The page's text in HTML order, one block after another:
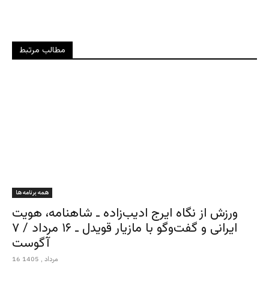
مطالب مرتبط
همه برنامه ها
ورزش از نگاه ایرج ادیب‌زاده ـ شاهنامه، هویت
ایرانی و گفت‌وگو با مازیار قویدل ـ ۱۶ مرداد / ۷
آگوست
16 مرداد , 1405